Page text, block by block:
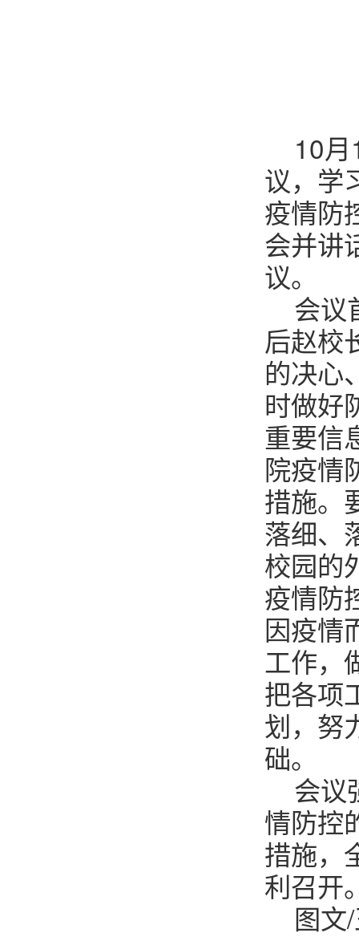
10
议，学
疫情防
会并讲
议。
会议
后赵校
的决心
时做好
重要信
院疫情
措施。
落细、
校园的
疫情防
因疫情
工作，
把各项
划，努
础。
会议
情防控
措施，
利召开
图文